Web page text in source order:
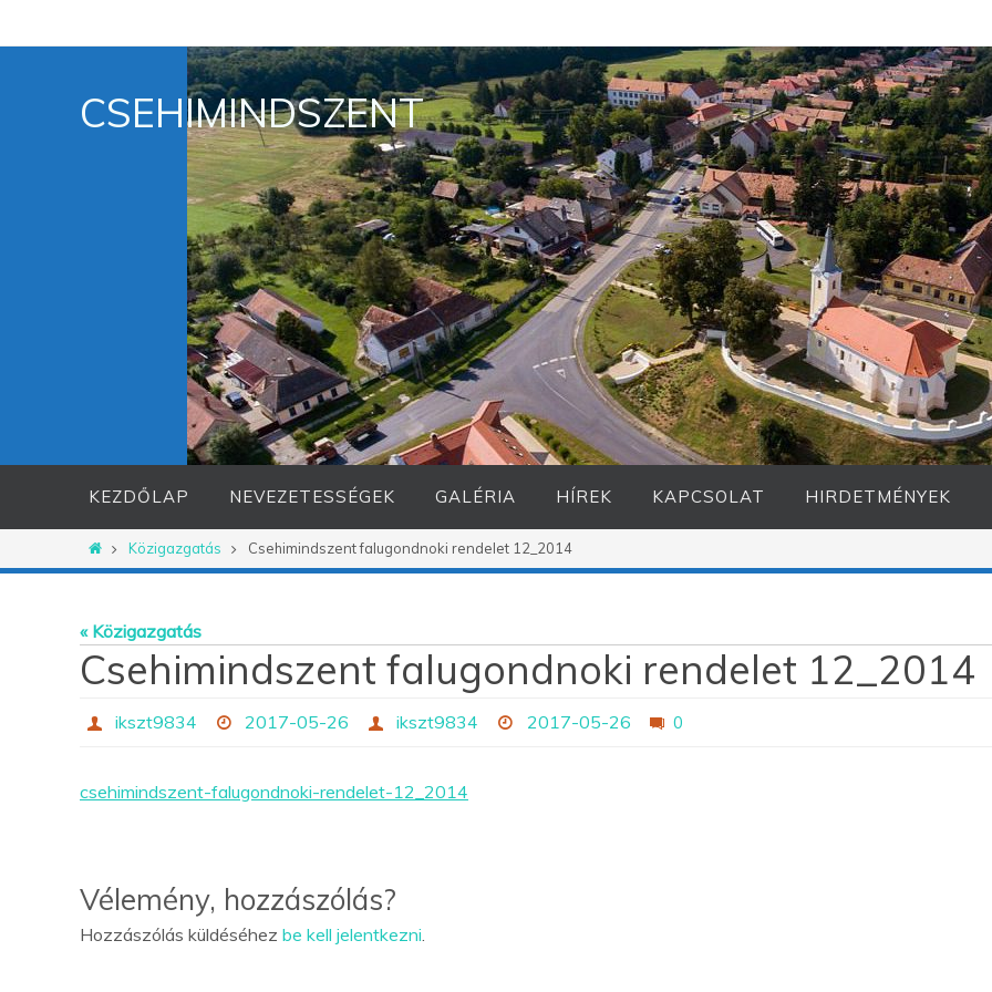
CSEHIMINDSZENT
KEZDŐLAP NEVEZETESSÉGEK GALÉRIA HÍREK KAPCSOLAT HIRDETMÉNYEK
OtthonKözigazgatás Csehimindszent falugondnoki rendelet 12_2014
« Közigazgatás
Csehimindszent falugondnoki rendelet 12_2014
ikszt9834 2017-05-26 ikszt9834 2017-05-26 0
csehimindszent-falugondnoki-rendelet-12_2014
Vélemény, hozzászólás?
Hozzászólás küldéséhez be kell jelentkezni.